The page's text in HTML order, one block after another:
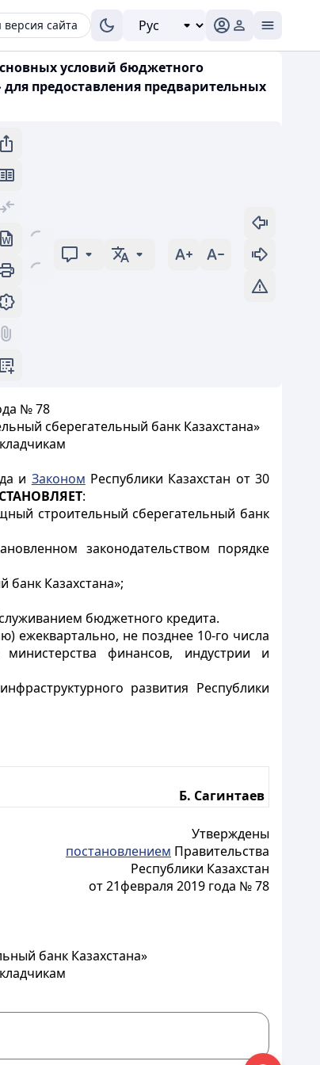
версия сайта
условий бюджетного
предоставления предварительных
№ 78
сберегательный банк Казахстана»
и Законом Республики Казахстан от 30
:
строительный сберегательный банк
законодательством порядке
Казахстана»;
бюджетного кредита.
ежеквартально, не позднее 10-го числа
финансов, индустрии и
развития Республики
Б. Сагинтаев
Утверждены
постановлением Правительства
Республики Казахстан
от 21февраля 2019 года № 78
банк Казахстана»